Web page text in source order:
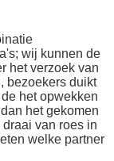
wij kunnen de
het verzoek van
bezoekers duikt
het opwekken
het gekomen
van roes in
welke partner